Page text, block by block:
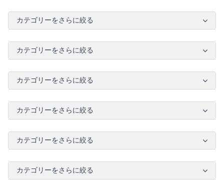
カテゴリーをさらに絞る
カテゴリーをさらに絞る
カテゴリーをさらに絞る
カテゴリーをさらに絞る
カテゴリーをさらに絞る
カテゴリーをさらに絞る